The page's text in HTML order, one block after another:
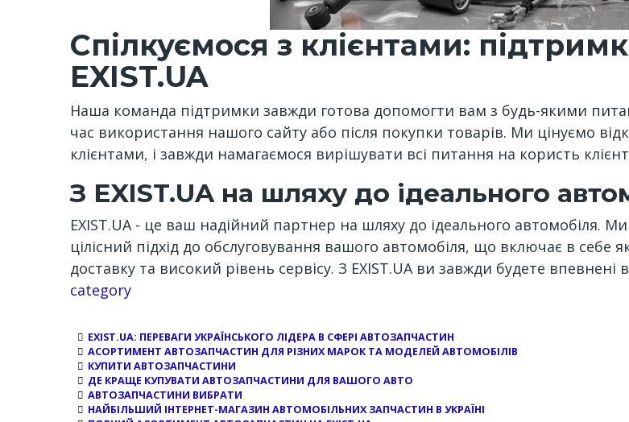
Спілкуємося з клієнтами:
EXIST.UA
Наша команда підтримки завжди готова допомогти вам з будь-якими
час використання нашого сайту або після покупки товарів. Ми цінуємо
клієнтами, і завжди намагаємося вирішувати всі питання на користь
З EXIST.UA на шляху до ідеального
EXIST.UA - це ваш надійний партнер на шляху до ідеального автомобіля.
цілісний підхід до обслуговування вашого автомобіля, що включає в себе
доставку та високий рівень сервісу. З EXIST.UA ви завжди будете впевнені
Channel
category
EXIST.UA: ПЕРЕВАГИ УКРАЇНСЬКОГО ЛІДЕРА В СФЕРІ АВТОЗАПЧАСТИН
АСОРТИМЕНТ АВТОЗАПЧАСТИН ДЛЯ РІЗНИХ МАРОК ТА МОДЕЛЕЙ АВТОМОБІЛІВ
КУПИТИ АВТОЗАПЧАСТИНИ
ДЕ КРАЩЕ КУПУВАТИ АВТОЗАПЧАСТИНИ ДЛЯ ВАШОГО АВТО
АВТОЗАПЧАСТИНИ ВИБРАТИ
НАЙБІЛЬШИЙ ІНТЕРНЕТ-МАГАЗИН АВТОМОБІЛЬНИХ ЗАПЧАСТИН В УКРАЇНІ